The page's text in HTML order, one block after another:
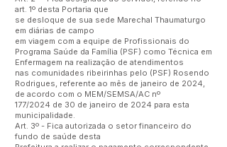
art. 1º desta Portaria que
se desloque de sua sede Marechal Thaumaturgo
em diárias de campo
em viagem com a equipe de Profissionais do
Programa Saúde da Família (PSF) como Técnica em
Enfermagem na realização de atendimentos
nas comunidades ribeirinhas pelo (PSF) Rosendo
Rodrigues, referente ao mês de janeiro de 2024,
de acordo com o MEM/SEMSA/AC nº
177/2024 de 30 de janeiro de 2024 para esta
municipalidade.
Art. 3º - Fica autorizada o setor financeiro do
fundo de saúde desta